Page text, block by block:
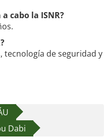
cabo la ISNR?
tecnología de seguridad y
Dabi